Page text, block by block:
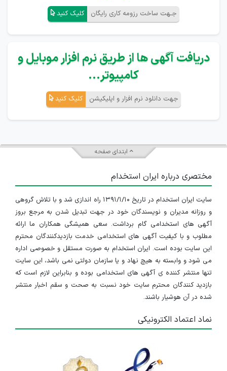
جـهت ساخت رزومه کاری رایگان کلیک کنید
دریافت آگهی ها از طریق نرم افزار موبایل و
کامپیوتر...
جهت دانلود نرم افزار و اپلیکیشن کلیک کنید
ابتدای صفحه
مختصری درباره ایران استخدام
سایت ایران استخدام در تاریخ ۱۳۹۱/۱/۱۰ راه اندازی شد و با تلاش گروهی
و روزانه مدیران و نویسندگان خود در جهت تبدیل شدن به مرجع بروز
آگهی های استخدامی گام برداشت. سعی همیشگی همکاران ما ارائه
مطلوب و با کیفیت آگهی های استخدامی خدمت بازدیدکنندگان محترم
این سایت بوده است. ایران استخدام به صورت مستقل و خصوصی اداره
می شود و وابسته به هیچ نهاد و یا سازمان دولتی نمی باشد، این سایت
تنها منتشر کننده ی آگهی های استخدامی بوده و بنابراین لازم است که
بازدید کنندگان محترم سایت خود نسبت به صحت و سقم اخبار منتشر
شده در آن هوشیار باشند.
نماد اعتماد الکترونیکی